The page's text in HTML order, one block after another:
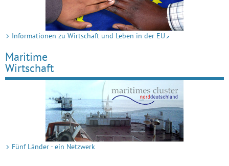
Informationen zu Wirtschaft und Leben in der EU
Maritime
Wirtschaft
Fünf Länder - ein Netzwerk